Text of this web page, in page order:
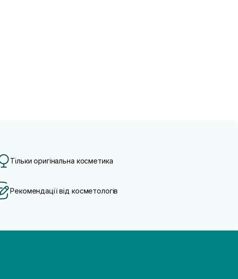
Тільки оригінальна косметика
Рекомендації від косметологів